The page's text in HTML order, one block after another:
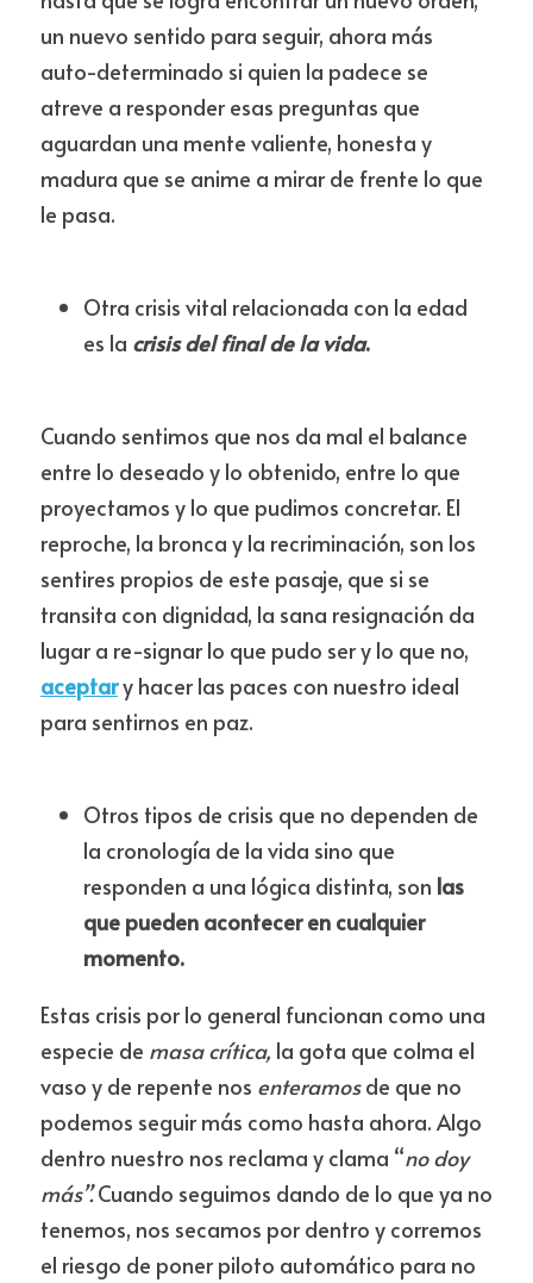
un nuevo sentido para seguir, ahora más
auto-determinado si quien la padece se
atreve a responder esas preguntas que
aguardan una mente valiente, honesta y
madura que se anime a mirar de frente lo que
le pasa.
Otra crisis vital relacionada con la edad
es la crisis del final de la vida.
Cuando sentimos que nos da mal el balance
entre lo deseado y lo obtenido, entre lo que
proyectamos y lo que pudimos concretar. El
reproche, la bronca y la recriminación, son los
sentires propios de este pasaje, que si se
transita con dignidad, la sana resignación da
aceptar y hacer las paces con nuestro ideal
para sentirnos en paz.
Otros tipos de crisis que no dependen de
la cronología de la vida sino que
responden a una lógica distinta, son las
que pueden acontecer en cualquier
momento.
Estas crisis por lo general funcionan como una
especie de masa crítica, la gota que colma el
vaso y de repente nos enteramos de que no
podemos seguir más como hasta ahora. Algo
dentro nuestro nos reclama y clama “no doy
más”. Cuando seguimos dando de lo que ya no
tenemos, nos secamos por dentro y corremos
el riesgo de poner piloto automático para no